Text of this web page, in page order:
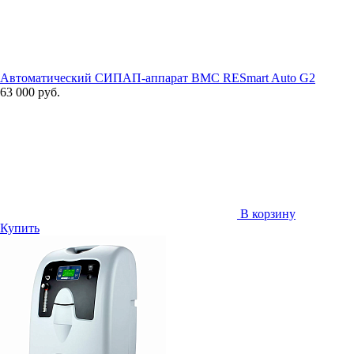
Автоматический СИПАП-аппарат BMC RESmart Auto G2
63 000 руб.
В корзину
Купить